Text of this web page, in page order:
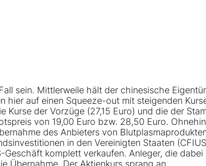
sein. Mittlerweile hält der chinesische
hier auf einen Squeeze-out mit steigenden
Kurse der Vorzüge (27,15 Euro) und die der
von 19,00 Euro bzw. 28,50 Euro.
des Anbieters von
in den Vereinigten Staaten
komplett verkaufen. Anleger, die
Übernahme. Der Aktienkurs sprang an.